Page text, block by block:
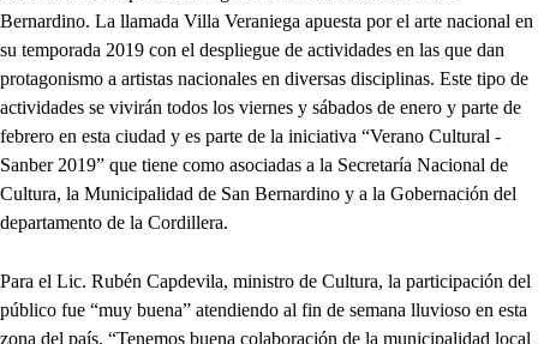
Bernardino. La llamada Villa Veraniega apuesta por el arte nacional en
su temporada 2019 con el despliegue de actividades en las que dan
protagonismo a artistas nacionales en diversas disciplinas. Este tipo de
actividades se vivirán todos los viernes y sábados de enero y parte de
febrero en esta ciudad y es parte de la iniciativa “Verano Cultural -
Sanber 2019” que tiene como asociadas a la Secretaría Nacional de
Cultura, la Municipalidad de San Bernardino y a la Gobernación del
departamento de la Cordillera.
Para el Lic. Rubén Capdevila, ministro de Cultura, la participación del
público fue “muy buena” atendiendo al fin de semana lluvioso en esta
zona del país. “Tenemos buena colaboración de la municipalidad local